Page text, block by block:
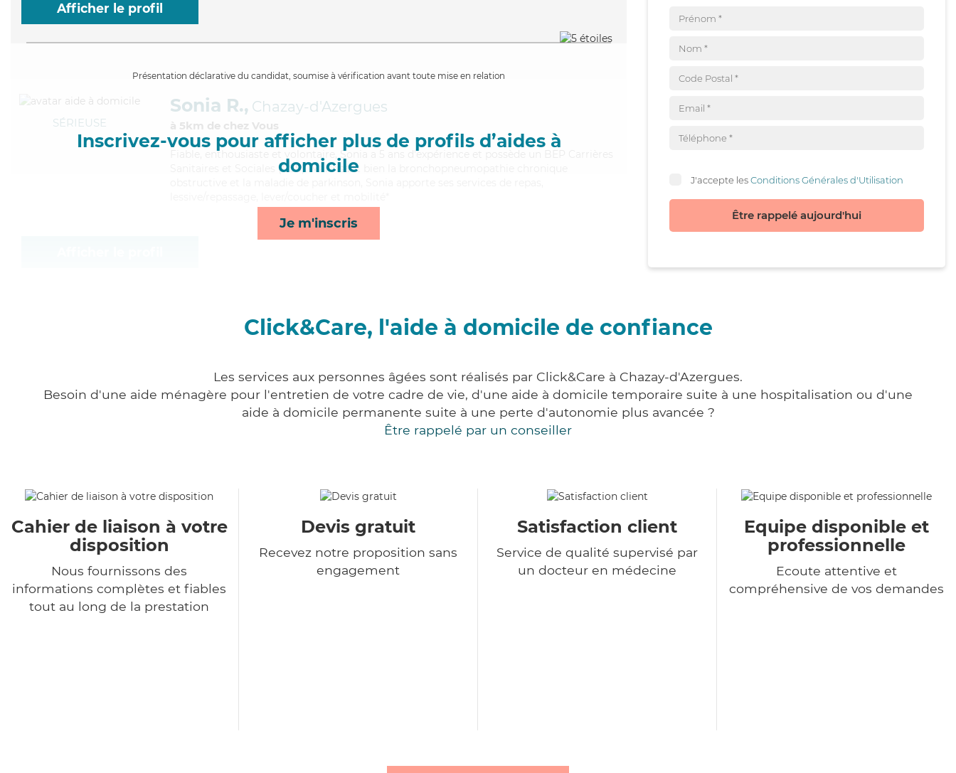
Afficher le profil
Présentation déclarative du candidat, soumise à vérification avant toute mise en relation
Inscrivez-vous pour afficher plus de profils d’aides à
domicile
Je m'inscris
SÉRIEUSE
Sonia R., Chazay-d'Azergues
à 5km de chez Vous
, enthousiaste et volontaire, Sonia a 5 ans d'expérience et possède un BEP Carrières
Sanitaires et Sociales (CSS). Maitrisant bien la bronchopneumopathie chronique
J'accepte lesConditions Générales d'Utilisation
Être rappelé aujourd'hui
Click&Care, l'aide à domicile de confiance
Les services aux personnes âgées sont réalisés par Click&Care à Chazay-d'Azergues.
Besoin d'une aide ménagère pour l'entretien de votre cadre de vie, d'une aide à domicile temporaire suite à une hospitalisation ou d'une
aide à domicile permanente suite à une perte d'autonomie plus avancée ?
Être rappelé par un conseiller
Cahier de liaison à votre
disposition
Nous fournissons des
informations complètes et fiables
tout au long de la prestation
Devis gratuit
Recevez notre proposition sans
engagement
Satisfaction client
Service de qualité supervisé par
un docteur en médecine
Equipe disponible et
professionnelle
Ecoute attentive et
compréhensive de vos demandes